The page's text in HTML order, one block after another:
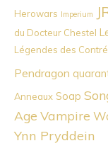
Herowars Imperium
du Docteur Chestel
Légendes des
Pendragon
Anneaux Soap
Age Vampire
Ynn Pryddein